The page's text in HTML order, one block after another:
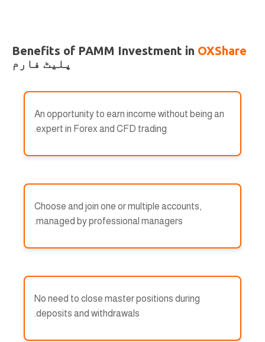
Benefits of PAMM Investment in OXShare
پلیٹ فارم
An opportunity to earn income without being an
expert in Forex and CFD trading.
Choose and join one or multiple accounts,
managed by professional managers.
No need to close master positions during
deposits and withdrawals.